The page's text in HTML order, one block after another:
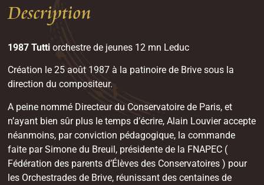
Description
1987 Tuttiorchestre de jeunes 12 mn Leduc
Création le 25 août 1987 à la patinoire de Brive sous la
direction du compositeur.
A peine nommé Directeur du Conservatoire de Paris, et
n’ayant bien sûr plus le temps d’écrire, Alain Louvier accepte
néanmoins, par conviction pédagogique, la commande
faite par Simone du Breuil, présidente de la FNAPEC (
Fédération des parents d’Élèves des Conservatoires ) pour
les Orchestrades de Brive, réunissant des centaines de